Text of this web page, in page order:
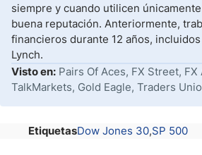
siempre y cuando utilicen
buena reputación. Anteriormente,
financieros durante 12 años,
Lynch.
Visto en: Pairs Of Aces, FX Street, FX
TalkMarkets, Gold Eagle, Traders
EtiquetasDow Jones 30 SP 500